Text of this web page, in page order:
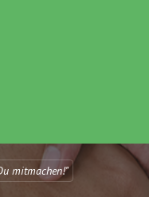
mitmachen!"